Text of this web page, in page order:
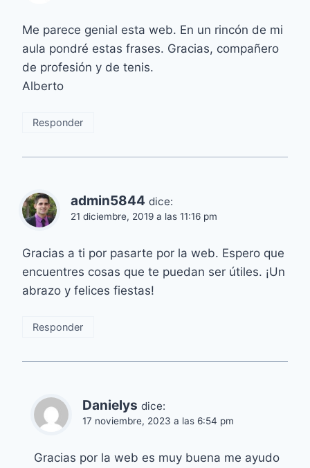
Me parece genial esta web. En un rincón de mi
aula pondré estas frases. Gracias, compañero
de profesión y de tenis.
Alberto
Responder
admin5844 dice:
21 diciembre, 2019 a las 11:16 pm
Gracias a ti por pasarte por la web. Espero que
encuentres cosas que te puedan ser útiles. ¡Un
abrazo y felices fiestas!
Responder
Danielys dice:
17 noviembre, 2023 a las 6:54 pm
Gracias por la web es muy buena me ayudo